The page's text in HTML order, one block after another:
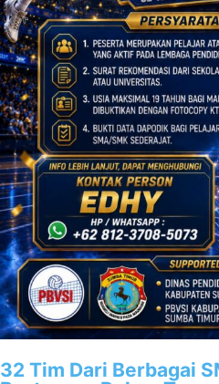
32 Tim Dari Berbagai